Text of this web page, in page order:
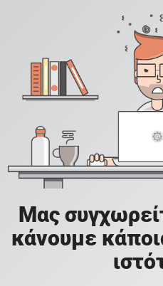
Μας
κάνουμε